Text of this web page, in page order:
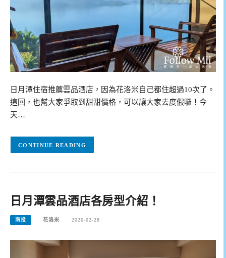
日月潭住宿推薦雲品酒店，因為花洛米自己都住超過10次了。
這回，也幫大家爭取到甜甜價格，可以讓大家去度假囉！今
天…
CONTINUE READING
日月潭雲品酒店各房型介紹！
南投 花洛米 2026-02-28